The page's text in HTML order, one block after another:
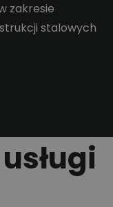
zakresie
stalowych